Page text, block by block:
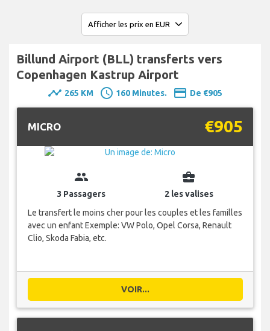
Billund Airport (BLL) transferts vers
Copenhagen Kastrup Airport
timeline 265 KM schedule 160 Minutes. payment De €905
MICRO €905
group
3 Passagers
business_center
2 les valises
Le transfert le moins cher pour les couples et les familles
avec un enfant Exemple: VW Polo, Opel Corsa, Renault
Clio, Skoda Fabia, etc.
VOIR...